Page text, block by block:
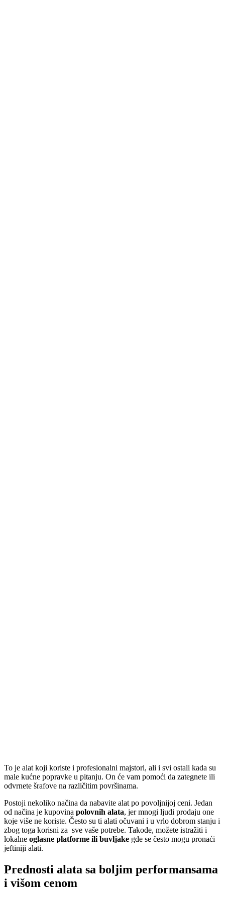
To je alat koji koriste i profesionalni majstori, ali i svi ostali kada su
male kućne popravke u pitanju. On će vam pomoći da zategnete ili
odvrnete šrafove na različitim površinama.
Postoji nekoliko načina da nabavite alat po povoljnijoj ceni. Jedan
od načina je kupovina polovnih alata, jer mnogi ljudi prodaju one
koje više ne koriste. Često su ti alati očuvani i u vrlo dobrom stanju i
zbog toga korisni za sve vaše potrebe. Takođe, možete istražiti i
lokalne oglasne platforme ili buvljake gde se često mogu pronaći
jeftiniji alati.
Prednosti alata sa boljim performansama
i višom cenom